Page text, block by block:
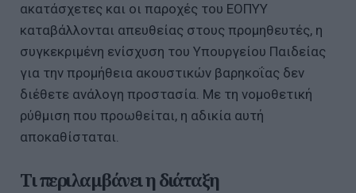
ακατάσχετες και οι παροχές του ΕΟΠΥΥ
καταβάλλονται απευθείας στους προμηθευτές, η
συγκεκριμένη ενίσχυση του Υπουργείου Παιδείας
για την προμήθεια ακουστικών βαρηκοΐας δεν
διέθετε ανάλογη προστασία. Με τη νομοθετική
ρύθμιση που προωθείται, η αδικία αυτή
αποκαθίσταται.
Τι περιλαμβάνει η διάταξη